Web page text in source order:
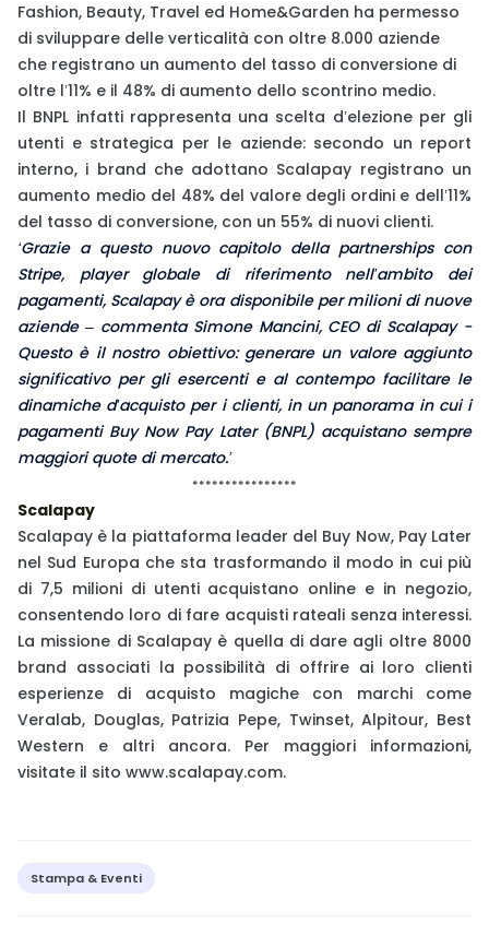
Fashion, Beauty, Travel ed Home&Garden ha permesso
di sviluppare delle verticalità con oltre 8.000 aziende
che registrano un aumento del tasso di conversione di
oltre l’11% e il 48% di aumento dello scontrino medio.
Il BNPL infatti rappresenta una scelta d’elezione per gli
utenti e strategica per le aziende: secondo un report
interno, i brand che adottano Scalapay registrano un
aumento medio del 48% del valore degli ordini e dell’11%
del tasso di conversione, con un 55% di nuovi clienti.
‘Grazie a questo nuovo capitolo della partnerships con
Stripe, player globale di riferimento nell’ambito dei
pagamenti, Scalapay è ora disponibile per milioni di nuove
aziende – commenta Simone Mancini, CEO di Scalapay -
Questo è il nostro obiettivo: generare un valore aggiunto
significativo per gli esercenti e al contempo facilitare le
dinamiche d’acquisto per i clienti, in un panorama in cui i
pagamenti Buy Now Pay Later (BNPL) acquistano sempre
maggiori quote di mercato.’
****************
Scalapay
Scalapay è la piattaforma leader del Buy Now, Pay Later
nel Sud Europa che sta trasformando il modo in cui più
di 7,5 milioni di utenti acquistano online e in negozio,
consentendo loro di fare acquisti rateali senza interessi.
La missione di Scalapay è quella di dare agli oltre 8000
brand associati la possibilità di offrire ai loro clienti
esperienze di acquisto magiche con marchi come
Veralab, Douglas, Patrizia Pepe, Twinset, Alpitour, Best
Western e altri ancora. Per maggiori informazioni,
visitate il sito www.scalapay.com.
Stampa & Eventi